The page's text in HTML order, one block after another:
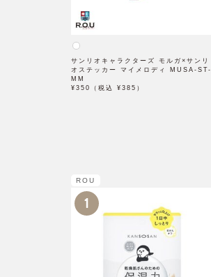
サンリオキャラクターズ モルガ×サンリ
オステッカー マイメロディ MUSA-ST-
MM
¥350（税込 ¥385）
ROU
1